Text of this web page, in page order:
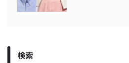
検索